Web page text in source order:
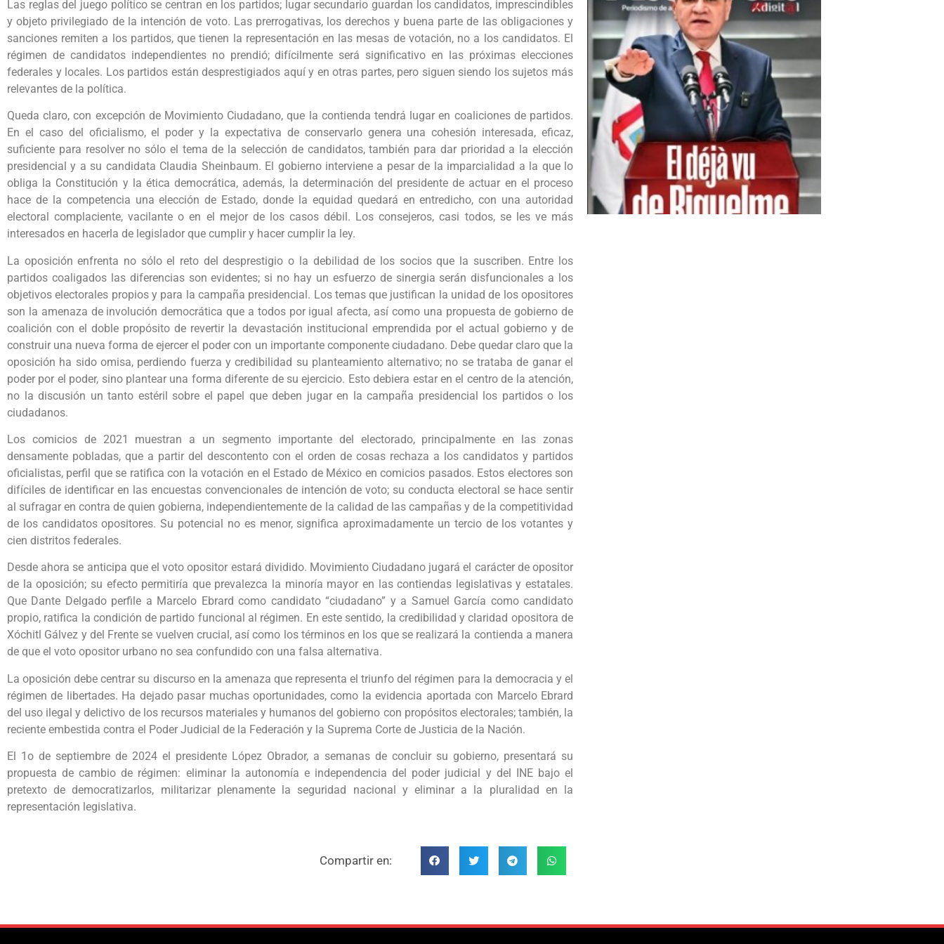
Las reglas del juego político se centran en los partidos; lugar secundario guardan los candidatos, imprescindibles
y objeto privilegiado de la intención de voto. Las prerrogativas, los derechos y buena parte de las obligaciones y
sanciones remiten a los partidos, que tienen la representación en las mesas de votación, no a los candidatos. El
régimen de candidatos independientes no prendió; difícilmente será significativo en las próximas elecciones
federales y locales. Los partidos están desprestigiados aquí y en otras partes, pero siguen siendo los sujetos más
relevantes de la política.
Queda claro, con excepción de Movimiento Ciudadano, que la contienda tendrá lugar en coaliciones de partidos.
En el caso del oficialismo, el poder y la expectativa de conservarlo genera una cohesión interesada, eficaz,
suficiente para resolver no sólo el tema de la selección de candidatos, también para dar prioridad a la elección
presidencial y a su candidata Claudia Sheinbaum. El gobierno interviene a pesar de la imparcialidad a la que lo
obliga la Constitución y la ética democrática, además, la determinación del presidente de actuar en el proceso
hace de la competencia una elección de Estado, donde la equidad quedará en entredicho, con una autoridad
electoral complaciente, vacilante o en el mejor de los casos débil. Los consejeros, casi todos, se les ve más
interesados en hacerla de legislador que cumplir y hacer cumplir la ley.
La oposición enfrenta no sólo el reto del desprestigio o la debilidad de los socios que la suscriben. Entre los
partidos coaligados las diferencias son evidentes; si no hay un esfuerzo de sinergia serán disfuncionales a los
objetivos electorales propios y para la campaña presidencial. Los temas que justifican la unidad de los opositores
son la amenaza de involución democrática que a todos por igual afecta, así como una propuesta de gobierno de
coalición con el doble propósito de revertir la devastación institucional emprendida por el actual gobierno y de
construir una nueva forma de ejercer el poder con un importante componente ciudadano. Debe quedar claro que la
oposición ha sido omisa, perdiendo fuerza y credibilidad su planteamiento alternativo; no se trataba de ganar el
poder por el poder, sino plantear una forma diferente de su ejercicio. Esto debiera estar en el centro de la atención,
no la discusión un tanto estéril sobre el papel que deben jugar en la campaña presidencial los partidos o los
ciudadanos.
Los comicios de 2021 muestran a un segmento importante del electorado, principalmente en las zonas
densamente pobladas, que a partir del descontento con el orden de cosas rechaza a los candidatos y partidos
oficialistas, perfil que se ratifica con la votación en el Estado de México en comicios pasados. Estos electores son
difíciles de identificar en las encuestas convencionales de intención de voto; su conducta electoral se hace sentir
al sufragar en contra de quien gobierna, independientemente de la calidad de las campañas y de la competitividad
de los candidatos opositores. Su potencial no es menor, significa aproximadamente un tercio de los votantes y
cien distritos federales.
Desde ahora se anticipa que el voto opositor estará dividido. Movimiento Ciudadano jugará el carácter de opositor
de la oposición; su efecto permitiría que prevalezca la minoría mayor en las contiendas legislativas y estatales.
Que Dante Delgado perfile a Marcelo Ebrard como candidato “ciudadano” y a Samuel García como candidato
propio, ratifica la condición de partido funcional al régimen. En este sentido, la credibilidad y claridad opositora de
Xóchitl Gálvez y del Frente se vuelven crucial, así como los términos en los que se realizará la contienda a manera
de que el voto opositor urbano no sea confundido con una falsa alternativa.
La oposición debe centrar su discurso en la amenaza que representa el triunfo del régimen para la democracia y el
régimen de libertades. Ha dejado pasar muchas oportunidades, como la evidencia aportada con Marcelo Ebrard
del uso ilegal y delictivo de los recursos materiales y humanos del gobierno con propósitos electorales; también, la
reciente embestida contra el Poder Judicial de la Federación y la Suprema Corte de Justicia de la Nación.
El 1o de septiembre de 2024 el presidente López Obrador, a semanas de concluir su gobierno, presentará su
propuesta de cambio de régimen: eliminar la autonomía e independencia del poder judicial y del INE bajo el
pretexto de democratizarlos, militarizar plenamente la seguridad nacional y eliminar a la pluralidad en la
representación legislativa.
Compartir en: